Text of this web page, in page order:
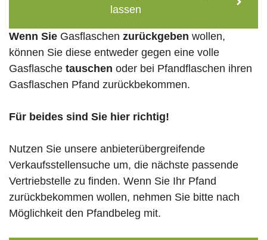
lassen
Wenn Sie Gasflaschen zurückgeben wollen,
können Sie diese entweder gegen eine volle
Gasflasche tauschen oder bei Pfandflaschen ihren
Gasflaschen Pfand zurückbekommen.
Für beides sind Sie hier richtig!
Nutzen Sie unsere anbieterübergreifende
Verkaufsstellensuche um, die nächste passende
Vertriebstelle zu finden. Wenn Sie Ihr Pfand
zurückbekommen wollen, nehmen Sie bitte nach
Möglichkeit den Pfandbeleg mit.